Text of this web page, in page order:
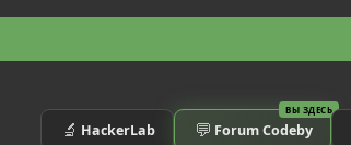
🔬 HackerLab
ВЫ ЗДЕСЬ
💬 Forum Codeby